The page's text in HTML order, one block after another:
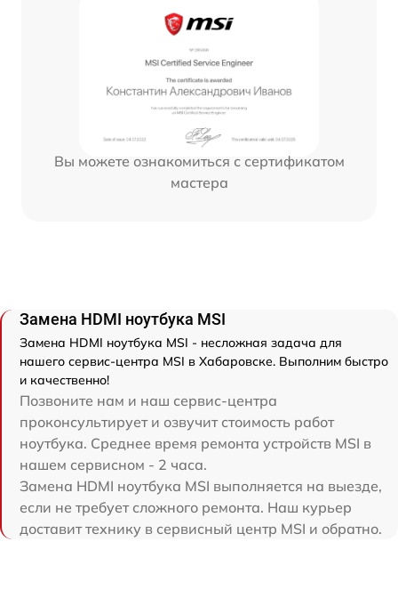
Вы можете ознакомиться с сертификатом
мастера
Замена HDMI ноутбука MSI
Замена HDMI ноутбука MSI - несложная задача для
нашего сервис-центра MSI в Хабаровске. Выполним быстро
и качественно!
Позвоните нам и наш сервис-центра
проконсультирует и озвучит стоимость работ
ноутбука. Среднее время ремонта устройств MSI в
нашем сервисном - 2 часа.
Замена HDMI ноутбука MSI выполняется на выезде,
если не требует сложного ремонта. Наш курьер
доставит технику в сервисный центр MSI и обратно.